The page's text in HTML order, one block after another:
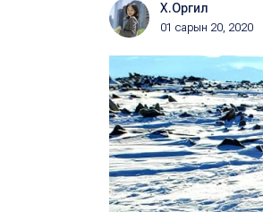
Х.Оргил
01 сарын 20, 2020